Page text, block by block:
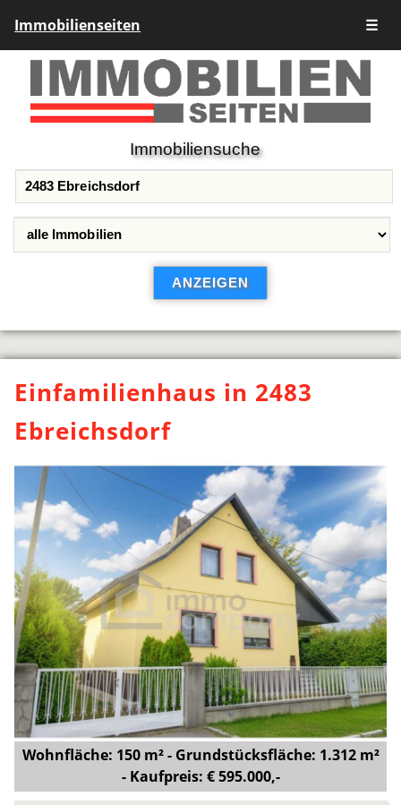
Immobilienseiten ☰
Immobiliensuche
Einfamilienhaus in 2483
Ebreichsdorf
Wohnfläche: 150 m² - Grundstücksfläche: 1.312 m²
- Kaufpreis: € 595.000,-